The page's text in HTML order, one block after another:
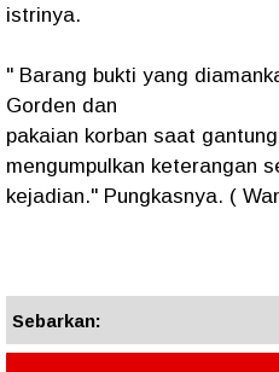
istrinya.
" Barang bukti yang
Gorden dan
pakaian korban saat
mengumpulkan keterangan
kejadian." Pungkasnya. (
Sebarkan: